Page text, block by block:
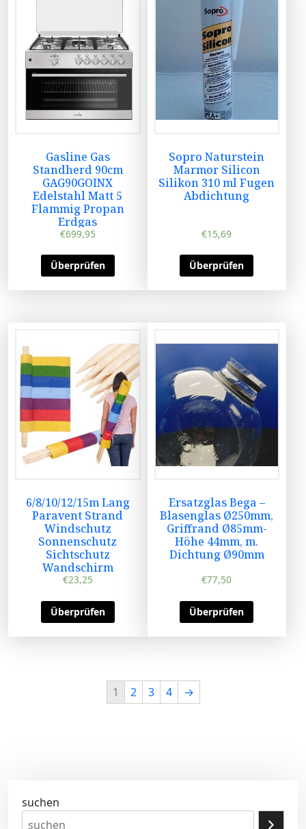
Gasline Gas
Standherd 90cm
GAG90GOINX
Edelstahl Matt 5
Flammig Propan
Erdgas
€699,95
Überprüfen
Sopro Naturstein
Marmor Silicon
Silikon 310 ml Fugen
Abdichtung
€15,69
Überprüfen
6/8/10/12/15m Lang
Paravent Strand
Windschutz
Sonnenschutz
Sichtschutz
Wandschirm
€23,25
Überprüfen
Ersatzglas Bega –
Blasenglas Ø250mm,
Griffrand Ø85mm-
Höhe 44mm, m.
Dichtung Ø90mm
€77,50
Überprüfen
1 2 3 4 →
suchen